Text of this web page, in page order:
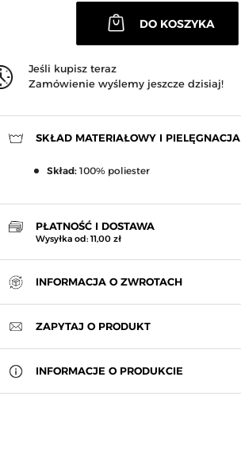
DO KOSZYKA
Jeśli kupisz teraz
Zamówienie wyślemy jeszcze dzisiaj!
SKŁAD MATERIAŁOWY I PIELĘGNACJA
Skład: 100% poliester
PŁATNOŚĆ I DOSTAWA
Wysyłka od: 11,00 zł
INFORMACJA O ZWROTACH
ZAPYTAJ O PRODUKT
INFORMACJE O PRODUKCIE